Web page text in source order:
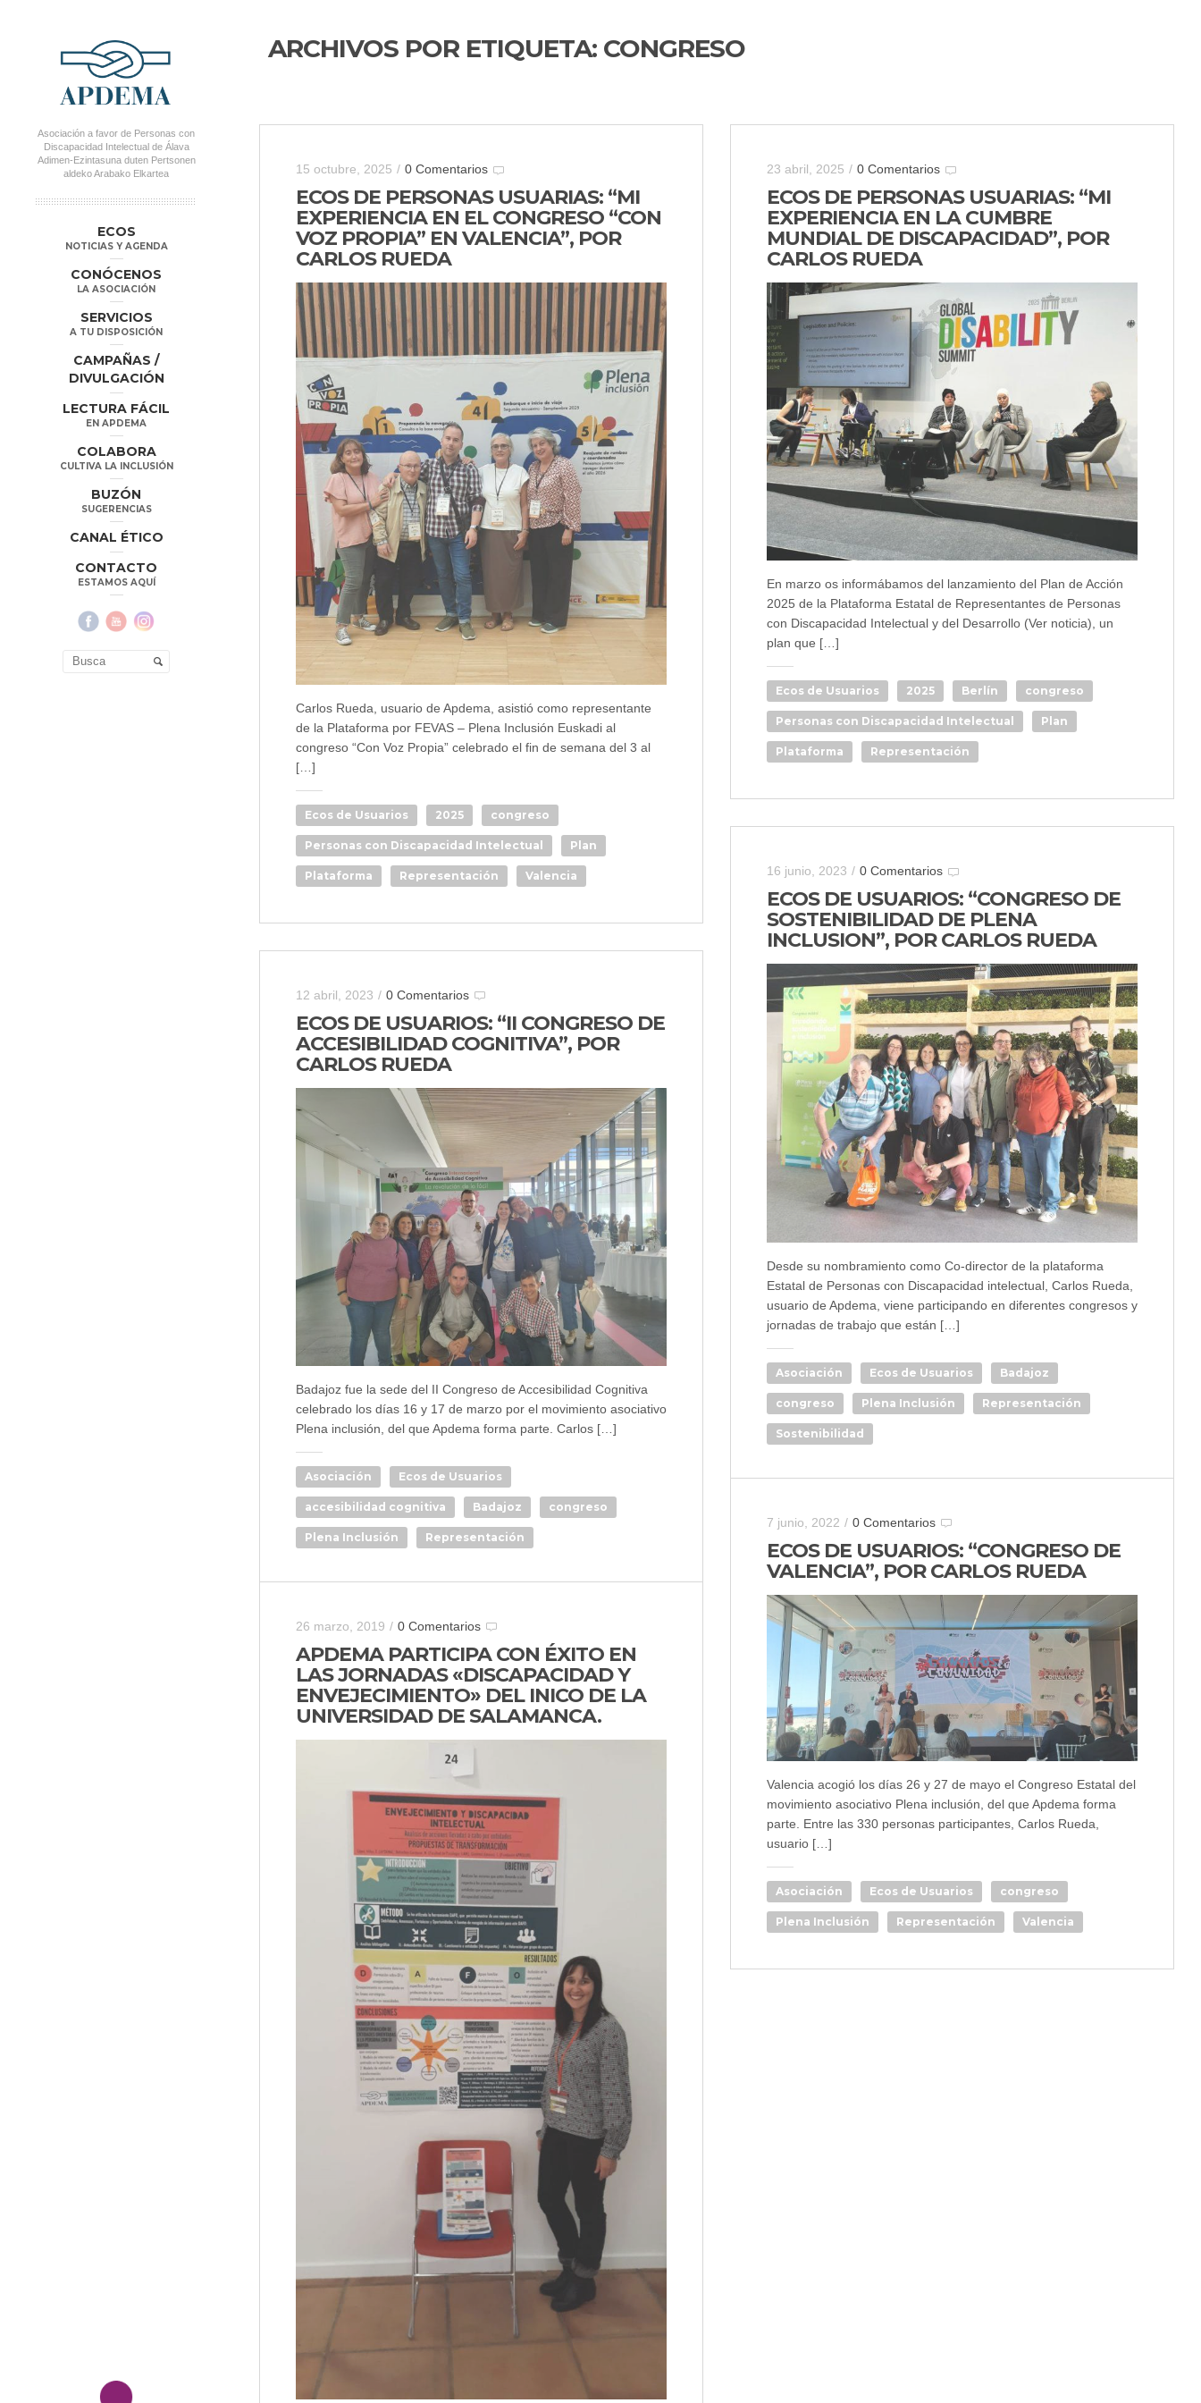
Asociación a favor de Personas con
Discapacidad Intelectual de Álava
Adimen-Ezintasuna duten Pertsonen
aldeko Arabako Elkartea
contenido
contenido
ECOS
NOTICIAS Y AGENDA
CONÓCENOS
LA ASOCIACIÓN
SERVICIOS
A TU DISPOSICIÓN
CAMPAÑAS /
DIVULGACIÓN
LECTURA FÁCIL
EN APDEMA
COLABORA
CULTIVA LA INCLUSIÓN
BUZÓN
SUGERENCIAS
CANAL ÉTICO
CONTACTO
ESTAMOS AQUÍ
ARCHIVOS POR ETIQUETA: CONGRESO
15 octubre, 2025 / 0 Comentarios
ECOS DE PERSONAS USUARIAS: “MI
EXPERIENCIA EN EL CONGRESO “CON
VOZ PROPIA” EN VALENCIA”, POR
CARLOS RUEDA
Carlos Rueda, usuario de Apdema, asistió como representante
de la Plataforma por FEVAS – Plena Inclusión Euskadi al
congreso “Con Voz Propia” celebrado el fin de semana del 3 al
[…]
Ecos de Usuarios 2025 congreso
Personas con Discapacidad Intelectual Plan
Plataforma Representación Valencia
23 abril, 2025 / 0 Comentarios
ECOS DE PERSONAS USUARIAS: “MI
EXPERIENCIA EN LA CUMBRE
MUNDIAL DE DISCAPACIDAD”, POR
CARLOS RUEDA
En marzo os informábamos del lanzamiento del Plan de Acción
2025 de la Plataforma Estatal de Representantes de Personas
con Discapacidad Intelectual y del Desarrollo (Ver noticia), un
plan que […]
Ecos de Usuarios 2025 Berlín congreso
Personas con Discapacidad Intelectual Plan
Plataforma Representación
16 junio, 2023 / 0 Comentarios
ECOS DE USUARIOS: “CONGRESO DE
SOSTENIBILIDAD DE PLENA
INCLUSION”, POR CARLOS RUEDA
Desde su nombramiento como Co-director de la plataforma
Estatal de Personas con Discapacidad intelectual, Carlos Rueda,
usuario de Apdema, viene participando en diferentes congresos y
jornadas de trabajo que están […]
Asociación Ecos de Usuarios Badajoz
congreso Plena Inclusión Representación
Sostenibilidad
12 abril, 2023 / 0 Comentarios
ECOS DE USUARIOS: “II CONGRESO DE
ACCESIBILIDAD COGNITIVA”, POR
CARLOS RUEDA
Badajoz fue la sede del II Congreso de Accesibilidad Cognitiva
celebrado los días 16 y 17 de marzo por el movimiento asociativo
Plena inclusión, del que Apdema forma parte. Carlos […]
Asociación Ecos de Usuarios
accesibilidad cognitiva Badajoz congreso
Plena Inclusión Representación
7 junio, 2022 / 0 Comentarios
ECOS DE USUARIOS: “CONGRESO DE
VALENCIA”, POR CARLOS RUEDA
Valencia acogió los días 26 y 27 de mayo el Congreso Estatal del
movimiento asociativo Plena inclusión, del que Apdema forma
parte. Entre las 330 personas participantes, Carlos Rueda,
usuario […]
Asociación Ecos de Usuarios congreso
Plena Inclusión Representación Valencia
26 marzo, 2019 / 0 Comentarios
APDEMA PARTICIPA CON ÉXITO EN
LAS JORNADAS «DISCAPACIDAD Y
ENVEJECIMIENTO» DEL INICO DE LA
UNIVERSIDAD DE SALAMANCA.